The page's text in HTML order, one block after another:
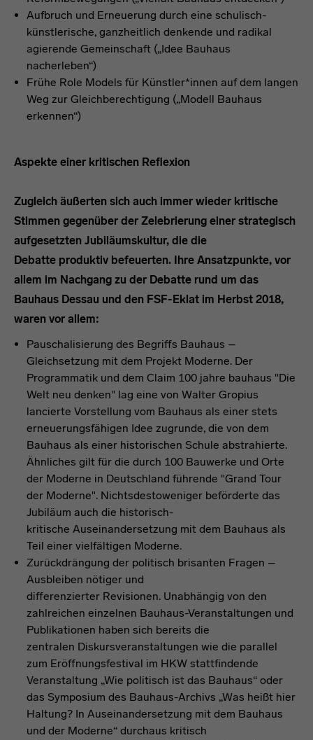
Aufbruch und Erneuerung durch eine schulisch-
künstlerische, ganzheitlich denkende und radikal
agierende Gemeinschaft („Idee Bauhaus
nacherleben“)
Frühe Role Models für Künstler*innen auf dem langen
Weg zur Gleichberechtigung („Modell Bauhaus
erkennen“)
Aspekte einer kritischen Reflexion
Zugleich äußerten sich auch immer wieder kritische
Stimmen gegenüber der Zelebrierung einer strategisch
aufgesetzten Jubiläumskultur, die die
Debatte produktiv befeuerten. Ihre Ansatzpunkte, vor
allem im Nachgang zu der Debatte rund um das
Bauhaus Dessau und den FSF-Eklat im Herbst 2018,
waren vor allem:
Pauschalisierung des Begriffs Bauhaus –
Gleichsetzung mit dem Projekt Moderne. Der
Programmatik und dem Claim 100 jahre bauhaus "Die
Welt neu denken" lag eine von Walter Gropius
lancierte Vorstellung vom Bauhaus als einer stets
erneuerungsfähigen Idee zugrunde, die von dem
Bauhaus als einer historischen Schule abstrahierte.
Ähnliches gilt für die durch 100 Bauwerke und Orte
der Moderne in Deutschland führende "Grand Tour
der Moderne". Nichtsdestoweniger beförderte das
Jubiläum auch die historisch-
kritische Auseinandersetzung mit dem Bauhaus als
Teil einer vielfältigen Moderne.
Zurückdrängung der politisch brisanten Fragen –
Ausbleiben nötiger und
differenzierter Revisionen. Unabhängig von den
zahlreichen einzelnen Bauhaus-Veranstaltungen und
Publikationen haben sich bereits die
zentralen Diskursveranstaltungen wie die parallel
zum Eröffnungsfestival im HKW stattfindende
Veranstaltung „Wie politisch ist das Bauhaus“ oder
das Symposium des Bauhaus-Archivs „Was heißt hier
Haltung? In Auseinandersetzung mit dem Bauhaus
und der Moderne“ durchaus kritisch